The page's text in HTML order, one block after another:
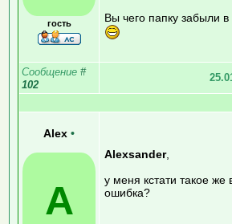
гость
Вы чего папку забыли
Сообщение #
102
Alex •
A
Alexsander,
у меня кстати такое же
ошибка?